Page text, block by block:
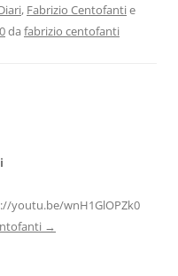
vi
di
, Fabrizio Centofantie
da fabrizio centofanti
youtu.be/wnH1GlOPZk0
→